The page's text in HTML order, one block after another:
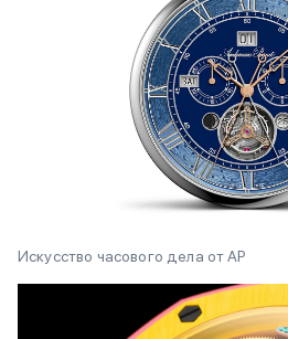
Искусство часового дела от AP